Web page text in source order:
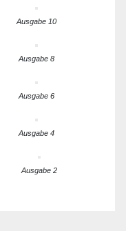
Ausgabe 10
Ausgabe 8
Ausgabe 6
Ausgabe 4
Ausgabe 2